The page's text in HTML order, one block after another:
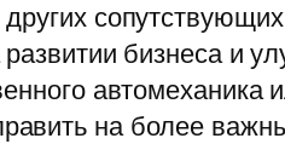
бизнеса и
автомеханика
на более